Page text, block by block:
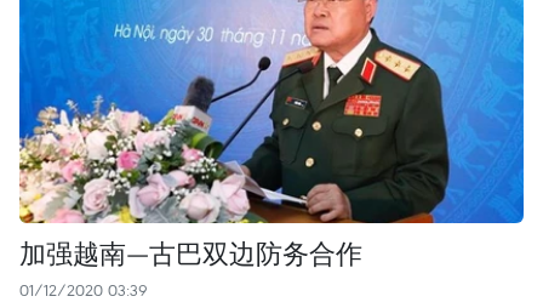
加强越南—古巴双边防务合作
01/12/2020 03:39